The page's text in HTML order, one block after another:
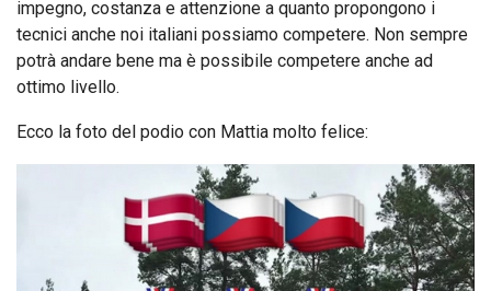
impegno, costanza e attenzione a quanto propongono i
tecnici anche noi italiani possiamo competere. Non sempre
potrà andare bene ma è possibile competere anche ad
ottimo livello.
Ecco la foto del podio con Mattia molto felice: